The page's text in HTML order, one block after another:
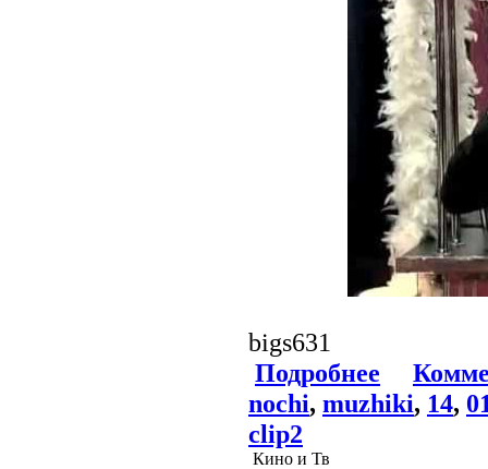
bigs631
Подробнее
nochi, muzhiki, 14,
clip2
Кино и Тв